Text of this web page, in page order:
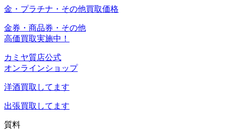
金・プラチナ・その他買取価格
金券・商品券・その他
高価買取実施中！
カミヤ質店公式
オンラインショップ
洋酒買取してます
出張買取 してます
質料